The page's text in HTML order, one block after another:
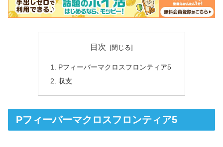
目次
Pフィーバーマクロスフロンティア5
収支
Pフィーバーマクロスフロンティア5